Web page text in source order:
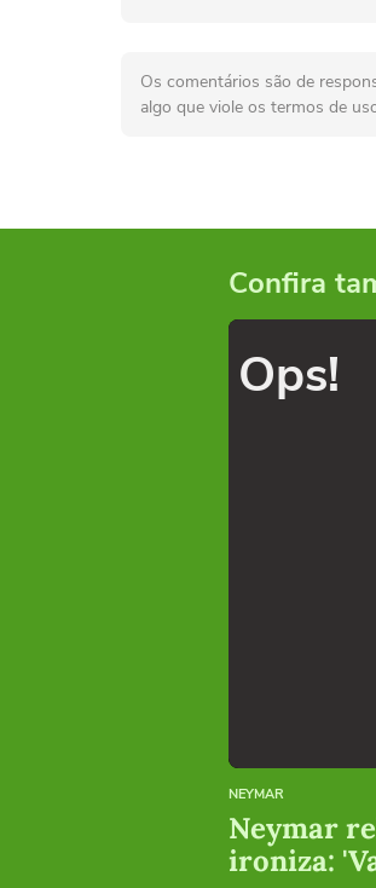
Os comentários são de
algo que viole os termos de
Confira
Ops!
NEYMAR
Neymar
ironiza: